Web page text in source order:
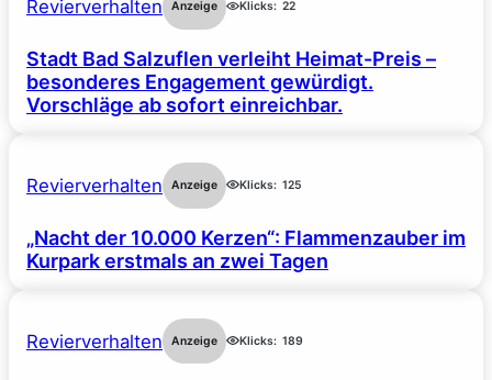
Revierverhalten Anzeige Klicks: 22
Stadt Bad Salzuflen verleiht Heimat-Preis –
besonderes Engagement gewürdigt.
Vorschläge ab sofort einreichbar.
Revierverhalten Anzeige Klicks: 125
„Nacht der 10.000 Kerzen“: Flammenzauber im
Kurpark erstmals an zwei Tagen
Revierverhalten Anzeige Klicks: 189